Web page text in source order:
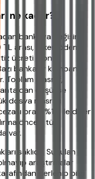
ne kadar?
bankaya değişir.
arası, erken ödeme
ücreti (konut
bankalar kampanya
Toplam masraf,
düşükse
dosya masrafı
oranı %1.5 ile diğer
öncesi tüm
var.
saklıdır. Sunulan
araştırmalar
derlenip bilgi